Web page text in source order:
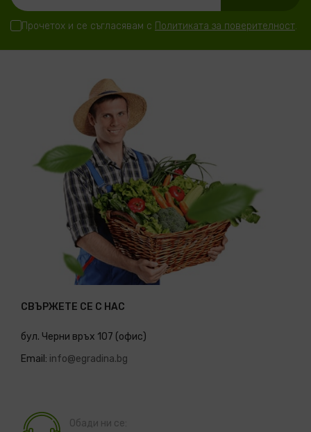
Прочетох и се съгласявам с Политиката за поверителност.
СВЪРЖЕТЕ СЕ С НАС
бул. Черни връх 107 (офис)
Email: info@egradina.bg
Обади ни се: